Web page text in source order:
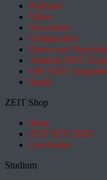
Podcasts
Video
Newsletter
Schlagzeilen
Daten und
Aktuelle ZEIT-
DIE ZEIT
Spiele
ZEIT Shop
Shop
ZEIT BÜCHER
Geschenke
Studium